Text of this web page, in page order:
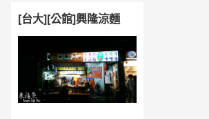
[台大][公館]興隆涼麵